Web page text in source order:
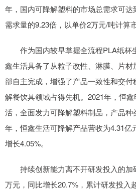
年，国内可降解塑料的市场总需求可达
需求量的9.23倍，以单价2万元/吨计算
作为国内较早掌握全流程PLA纸杯
鑫生活具备了从粒子改性、淋膜、片
部自主完成，增强了产品一致性和交
解餐饮具领域占得先机。2021年，恒
活，全面发力可降解塑料制品，产品
年，恒鑫生活可降解产品营收为4.31亿
增长4.05%。
持续创新能力离不开研发投入的加
万元，同比增长20.7%，累计研发投入